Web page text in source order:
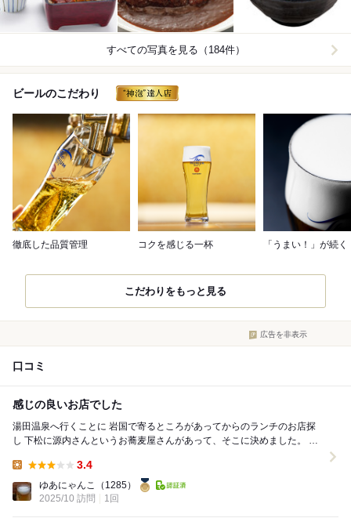
すべての写真を見る（184件）
ビールのこだわり
徹底した品質管理 コクを感じる一杯 「うまい！」が続く
こだわりをもっと見る
広告を非表示
口コミ
感じの良いお店でした
湯田温泉へ行くことに 岩国で寄るところがあってからのランチのお店探
し 下松に源内さんというお蕎麦屋さんがあって、そこに決めました。 姉
3.4
ゆあにゃんこ
（1285）
2025/10 訪問
1回